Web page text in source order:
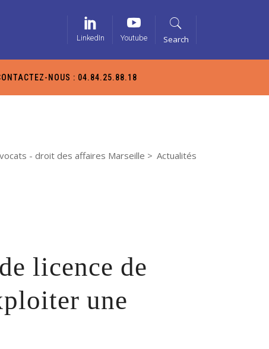
LinkedIn Youtube Search
NOUS : 04.84.25.88.18
- droit des affaires Marseille > Actualités
licence de
une